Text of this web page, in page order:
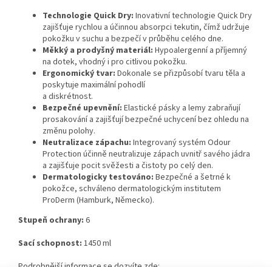
Technologie Quick Dry: Inovativní technologie Quick Dry
zajišťuje rychlou a účinnou absorpci tekutin, čímž udržuje
pokožku v suchu a bezpečí v průběhu celého dne.
Měkký a prodyšný materiál: Hypoalergenní a příjemný
na dotek, vhodný i pro citlivou pokožku.
Ergonomický tvar: Dokonale se přizpůsobí tvaru těla a
poskytuje maximální pohodlí
a diskrétnost.
Bezpečné upevnění: Elastické pásky a lemy zabraňují
prosakování a zajišťují bezpečné uchycení bez ohledu na
změnu polohy.
Neutralizace zápachu: Integrovaný systém Odour
Protection účinně neutralizuje zápach uvnitř savého jádra
a zajišťuje pocit svěžesti a čistoty po celý den.
Dermatologicky testováno: Bezpečné a šetrné k
pokožce, schváleno dermatologickým institutem
ProDerm (Hamburk, Německo).
Stupeň ochrany: 6
Sací schopnost: 1450 ml